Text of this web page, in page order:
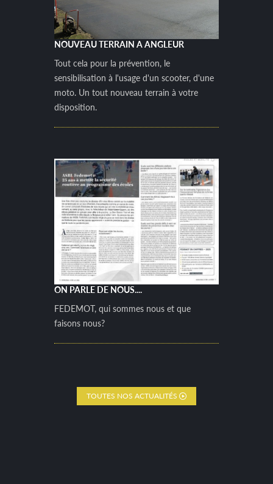
NOUVEAU TERRAIN A ANGLEUR
Tout cela pour la prévention, le
sensibilisation à l'usage d'un scooter, d'une
moto. Un tout nouveau terrain à votre
disposition.
ON PARLE DE NOUS....
FEDEMOT, qui sommes nous et que
faisons nous?
TOUTES NOS ACTUALITÉS